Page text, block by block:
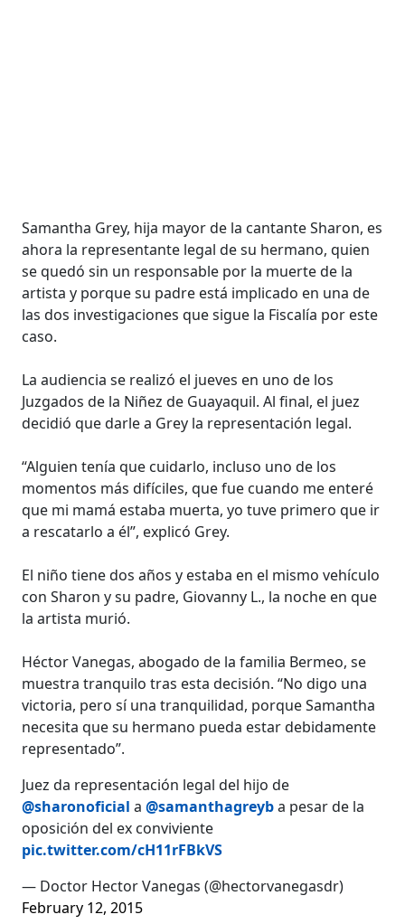
Samantha Grey, hija mayor de la cantante Sharon, es
ahora la representante legal de su hermano, quien
se quedó sin un responsable por la muerte de la
artista y porque su padre está implicado en una de
las dos investigaciones que sigue la Fiscalía por este
caso.
La audiencia se realizó el jueves en uno de los
Juzgados de la Niñez de Guayaquil. Al final, el juez
decidió que darle a Grey la representación legal.
“Alguien tenía que cuidarlo, incluso uno de los
momentos más difíciles, que fue cuando me enteré
que mi mamá estaba muerta, yo tuve primero que ir
a rescatarlo a él”, explicó Grey.
El niño tiene dos años y estaba en el mismo vehículo
con Sharon y su padre, Giovanny L., la noche en que
la artista murió.
Héctor Vanegas, abogado de la familia Bermeo, se
muestra tranquilo tras esta decisión. “No digo una
victoria, pero sí una tranquilidad, porque Samantha
necesita que su hermano pueda estar debidamente
representado”.
Juez da representación legal del hijo de
@sharonoficial a@samanthagreyba pesar de la
oposición del ex conviviente
pic.twitter.com/cH11rFBkVS
— Doctor Hector Vanegas (@hectorvanegasdr)
February 12, 2015